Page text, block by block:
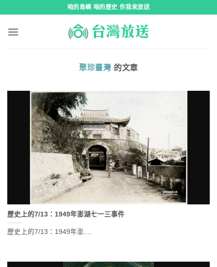
咱的島嶼 咱的歷史 你我來放送
聚珍臺灣 的文章
歷史上的7/13：1949年澎湖七一三事件
歷史上的7/13：1949年澎....